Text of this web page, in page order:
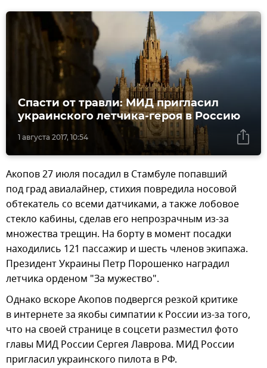
1 августа 2017, 10:54
Спасти от травли: МИД пригласил
украинского летчика-героя в Россию
Акопов 27 июля посадил в Стамбуле попавший
под град авиалайнер, стихия повредила носовой
обтекатель со всеми датчиками, а также лобовое
стекло кабины, сделав его непрозрачным из-за
множества трещин. На борту в момент посадки
находились 121 пассажир и шесть членов экипажа.
Президент Украины Петр Порошенко наградил
летчика орденом "За мужество".
Однако вскоре Акопов подвергся резкой критике
в интернете за якобы симпатии к России из-за того,
что на своей странице в соцсети разместил фото
главы МИД России Сергея Лаврова. МИД России
пригласил украинского пилота в РФ.